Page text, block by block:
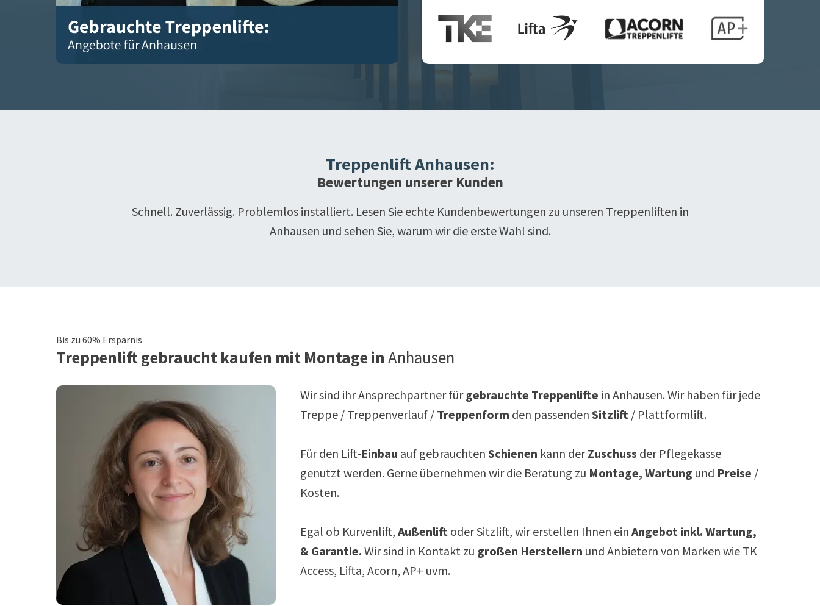
TreppenliftAnhausen:
Bewertungen unserer Kunden
Schnell. Zuverlässig. Problemlos installiert. Lesen Sie echte Kundenbewertungen zu unseren Treppenliften in
Anhausen und sehen Sie, warum wir die erste Wahl sind.
Bis zu 60% Ersparnis
Treppenliftgebraucht kaufen mit Montage in Anhausen
Wir sind ihr Ansprechpartner fürgebrauchte Treppenlifte in Anhausen. Wir haben für jede
Treppe / Treppenverlauf / Treppenform den passenden Sitzlift / Plattformlift.
Für den Lift-Einbau auf gebrauchten Schienen kann derZuschuss der Pflegekasse
genutzt werden. Gerne übernehmen wir die Beratung zu Montage, Wartung und Preise /
Kosten.
Egal ob Kurvenlift, Außenlift oder Sitzlift, wir erstellen Ihnen ein Angebot inkl. Wartung,
& Garantie. Wir sind in Kontakt zu großen Herstellern und Anbietern von Marken wie TK
Access, Lifta, Acorn, AP+ uvm.